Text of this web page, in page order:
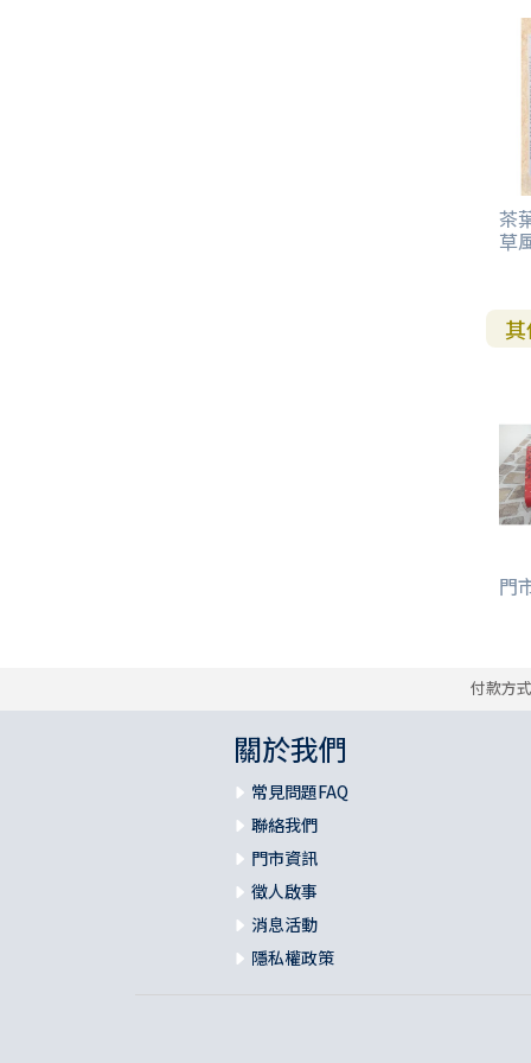
茶
草
門
付款方
關於我們
常見問題FAQ
聯絡我們
門市資訊
徵人啟事
消息活動
隱私權政策